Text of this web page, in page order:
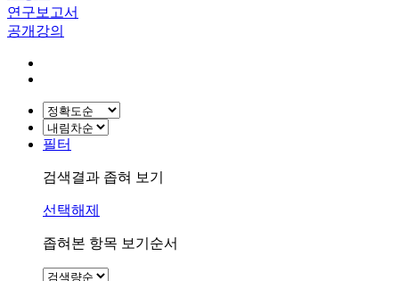
연구보고서
공개강의
필터
검색결과 좁혀 보기
선택해제
좁혀본 항목 보기순서